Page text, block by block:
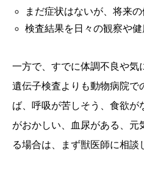
まだ症状はないが、将来
検査結果を日々の観察や
一方で、すでに体調不良や気
遺伝子検査よりも動物病院で
ば、呼吸が苦しそう、食欲が
がおかしい、血尿がある、元
る場合は、まず獣医師に相談